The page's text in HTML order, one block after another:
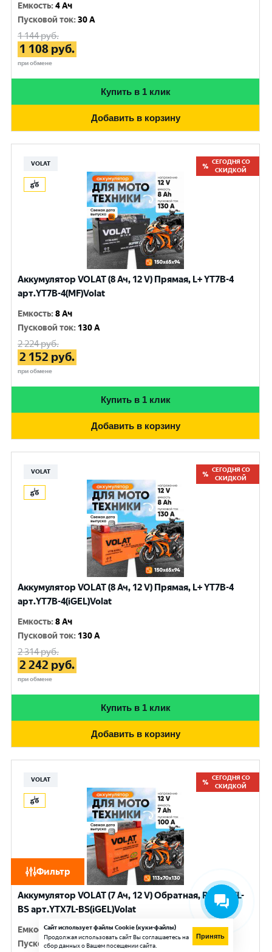
Фильтр
Емкость:4 Ач
Пусковой ток:30 A
1 144руб.
1 108 руб.
при обмене
Купить в 1 клик
Добавить в корзину
VOLAT
СЕГОДНЯ СО
СКИДКОЙ
Аккумулятор VOLAT (8 Ач, 12 V) Прямая, L+ YT7B-4
арт.YT7B-4(MF)Volat
Емкость:8 Ач
Пусковой ток: 130 A
2 224руб.
2 152 руб.
при обмене
Купить в 1 клик
Добавить в корзину
VOLAT
СЕГОДНЯ СО
СКИДКОЙ
Аккумулятор VOLAT (8 Ач, 12 V) Прямая, L+ YT7B-4
арт.YT7B-4(iGEL)Volat
Емкость:8 Ач
Пусковой ток: 130 A
2 314руб.
2 242 руб.
при обмене
Купить в 1 клик
Добавить в корзину
VOLAT
СЕГОДНЯ СО
СКИДКОЙ
Аккумулятор VOLAT (7 Ач, 12 V) Обратная, R+ YTX7L-
BS арт.YTX7L-BS(iGEL)Volat
Емкость:7 Ач
Пусковой ток:100 A
Сайт использует файлы Cookie (куки-файлы)
Продолжая использовать сайт Вы соглашаетесь на
сбор данных о Вашем посещении сайта.
Принять